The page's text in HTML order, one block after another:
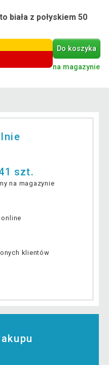
biała z połyskiem 50
Do koszyka
na magazynie
szt.
na magazynie
klientów